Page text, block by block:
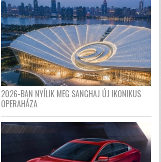
2026-BAN NYÍLIK MEG SANGHAJ ÚJ IKONIKUS
OPERAHÁZA